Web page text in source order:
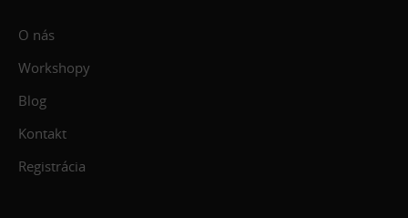
O nás
Workshopy
Blog
Kontakt
Registrácia